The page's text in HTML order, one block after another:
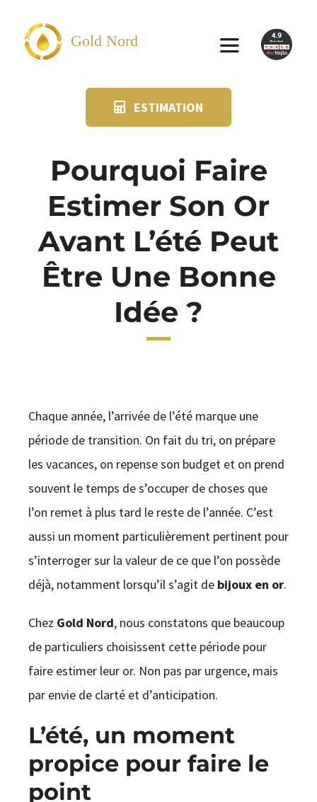
contenu
Gold Nord
Toggle
SUIVI KIT POSTAL
BLOG
ESTIMATION
Pourquoi Faire
Estimer Son Or
Avant L’été Peut
Être Une Bonne
Idée ?
Chaque année, l’arrivée de l’été marque une
période de transition. On fait du tri, on prépare
les vacances, on repense son budget et on prend
souvent le temps de s’occuper de choses que
l’on remet à plus tard le reste de l’année. C’est
aussi un moment particulièrement pertinent pour
s’interroger sur la valeur de ce que l’on possède
déjà, notamment lorsqu’il s’agit de bijoux en or.
Chez Gold Nord, nous constatons que beaucoup
de particuliers choisissent cette période pour
faire estimer leur or. Non pas par urgence, mais
par envie de clarté et d’anticipation.
L’été, un moment
propice pour faire le
point